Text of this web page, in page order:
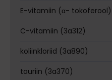
E-vitamiin (α-
C-vitamiin (3a312)
koliinkloriid (3a890)
tauriin (3a370)